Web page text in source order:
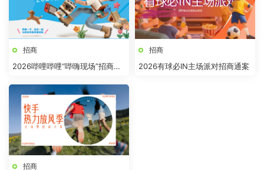
招商
2026哔哩哔哩“哔嗨现场”招商方
招商
2026有球必IN主场派对招商通案
招商